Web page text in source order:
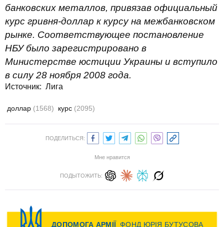
банковских металлов, привязав официальный
курс гривня-доллар к курсу на межбанковском
рынке. Соответствующее постановление
НБУ было зарегистрировано в
Министерстве юстиции Украины и вступило
в силу 28 ноября 2008 года.
Источник: Лига
доллар (1568) курс (2095)
ПОДЕЛИТЬСЯ:
Мне нравится
ПОДЫТОЖИТЬ: